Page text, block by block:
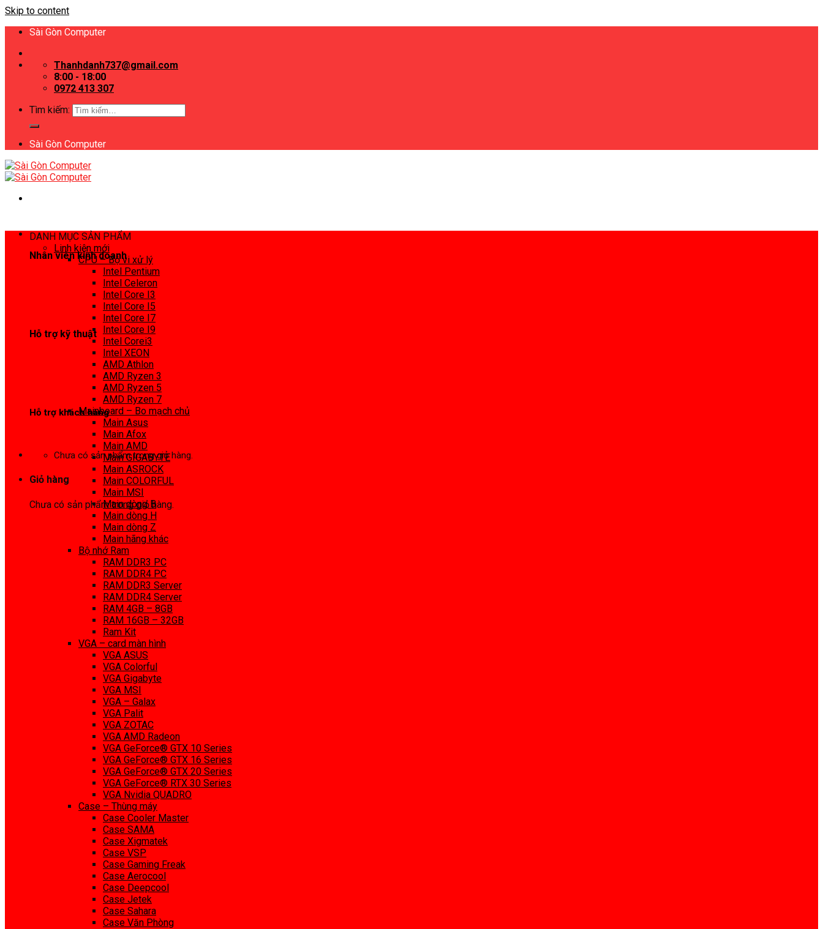
Skip to content
Sài Gòn Computer
Thanhdanh737@gmail.com
8:00 - 18:00
0972 413 307
Tìm kiếm:
Sài Gòn Computer
Nhân viên kinh doanh
Hỗ trợ kỹ thuật
Hỗ trợ khách hàng
Chưa có sản phẩm trong giỏ hàng.
Giỏ hàng
Chưa có sản phẩm trong giỏ hàng.
DANH MỤC SẢN PHẨM
Linh kiện mới
CPU – Bộ vi xử lý
Intel Pentium
Intel Celeron
Intel Core I3
Intel Core I5
Intel Core I7
Intel Core I9
Intel Corei3
Intel XEON
AMD Athlon
AMD Ryzen 3
AMD Ryzen 5
AMD Ryzen 7
Mainboard – Bo mạch chủ
Main Asus
Main Afox
Main AMD
Main GIGABYTE
Main ASROCK
Main COLORFUL
Main MSI
Main dòng B
Main dòng H
Main dòng Z
Main hãng khác
Bộ nhớ Ram
RAM DDR3 PC
RAM DDR4 PC
RAM DDR3 Server
RAM DDR4 Server
RAM 4GB – 8GB
RAM 16GB – 32GB
Ram Kit
VGA – card màn hình
VGA ASUS
VGA Colorful
VGA Gigabyte
VGA MSI
VGA – Galax
VGA Palit
VGA ZOTAC
VGA AMD Radeon
VGA GeForce® GTX 10 Series
VGA GeForce® GTX 16 Series
VGA GeForce® GTX 20 Series
VGA GeForce® RTX 30 Series
VGA Nvidia QUADRO
Case – Thùng máy
Case Cooler Master
Case SAMA
Case Xigmatek
Case VSP
Case Gaming Freak
Case Aerocool
Case Deepcool
Case Jetek
Case Sahara
Case Văn Phòng